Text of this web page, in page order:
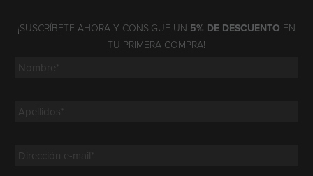
¡SUSCRÍBETE AHORA Y CONSIGUE UN 5% DE DESCUENTO EN
TU PRIMERA COMPRA!